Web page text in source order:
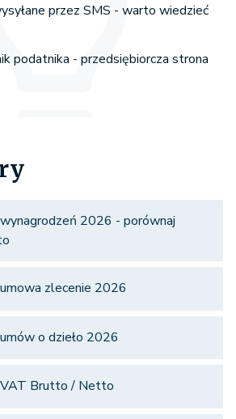
przez SMS - warto wiedzieć
podatnika - przedsiębiorcza strona
2026 - porównaj
zlecenie 2026
o dzieło 2026
Brutto / Netto